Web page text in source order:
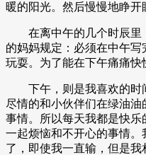
暖的阳光。然后慢慢地睁开
在离中午的几个时辰里
的妈妈规定：必须在中午
玩耍。为了能在下午痛痛
下午，则是我喜欢的时
尽情的和小伙伴们在绿油
事情。所以每天我都是快
一起烦恼和不开心的事情
了，即使我一直输，但是